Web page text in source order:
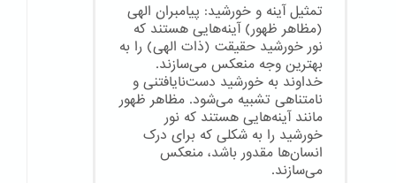
تمثیل آینه و خورشید: پیامبران الهی
(مظاهر ظهور) آینه‌هایی هستند که
نور خورشید حقیقت (ذات الهی) را به
بهترین وجه منعکس می‌سازند.
خداوند به خورشید دست‌نایافتنی و
نامتناهی تشبیه می‌شود. مظاهر ظهور
مانند آینه‌هایی هستند که نور
خورشید را به شکلی که برای درک
انسان‌ها مقدور باشد، منعکس
می‌سازند.